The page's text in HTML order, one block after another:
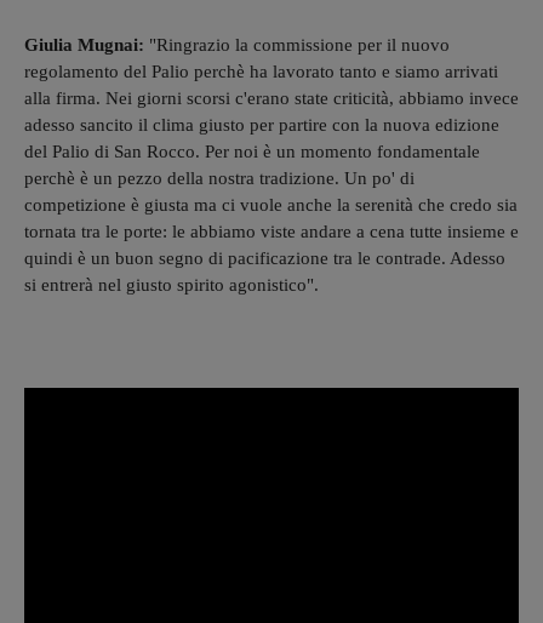
Giulia Mugnai: "Ringrazio la commissione per il nuovo
regolamento del Palio perchè ha lavorato tanto e siamo arrivati
alla firma. Nei giorni scorsi c'erano state criticità, abbiamo invece
adesso sancito il clima giusto per partire con la nuova edizione
del Palio di San Rocco. Per noi è un momento fondamentale
perchè è un pezzo della nostra tradizione. Un po' di
competizione è giusta ma ci vuole anche la serenità che credo sia
tornata tra le porte: le abbiamo viste andare a cena tutte insieme e
quindi è un buon segno di pacificazione tra le contrade. Adesso
si entrerà nel giusto spirito agonistico".